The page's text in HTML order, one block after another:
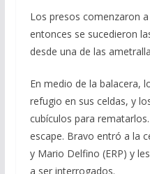
Los presos comenzaron
entonces se sucedieron
desde una de las
En medio de la balacera,
refugio en sus celdas, y
cubículos para
escape. Bravo entró a la
y Mario Delfino (ERP) y
a ser interrogados.